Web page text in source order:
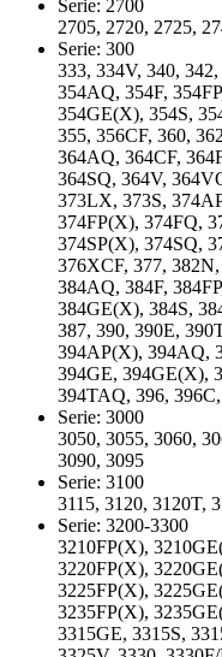
Serie: 2700
2705, 2720, 2725,
Serie: 300
333, 334V, 340,
354AQ, 354F,
354GE(X), 354S,
355, 356CF, 360,
364AQ, 364CF,
364SQ, 364V,
373LX, 373S,
374FP(X), 374FQ,
374SP(X), 374SQ,
376XCF, 377,
384AQ, 384F,
384GE(X), 384S,
387, 390, 390E,
394AP(X), 394AQ,
394GE, 394GE(X),
394TAQ, 396,
Serie: 3000
3050, 3055, 3060,
3090, 3095
Serie: 3100
3115, 3120, 3120T,
Serie: 3200-
3210FP(X),
3220FP(X),
3225FP(X),
3235FP(X),
3315GE, 3315S,